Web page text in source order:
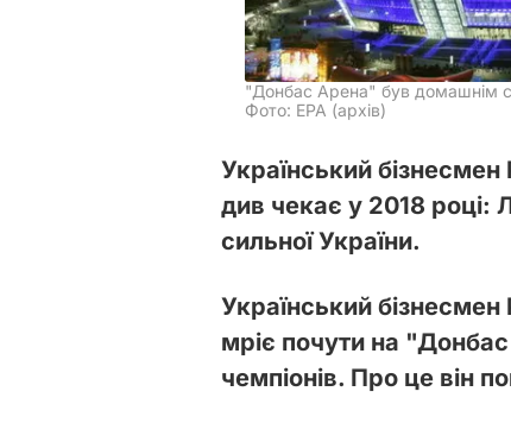
"Донбас Арена" був домашнім
Фото: ЕРА (архів)
Український
див чекає у 2018 році:
сильної України.
Український
мріє почути на
чемпіонів. Про це він